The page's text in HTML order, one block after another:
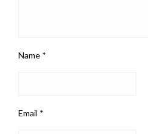
Name *
Email *